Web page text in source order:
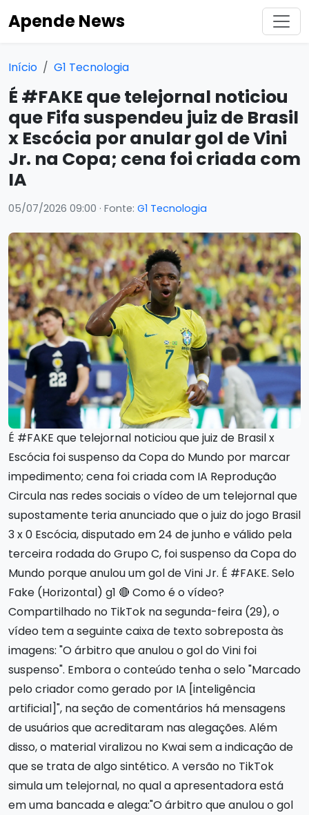
Apende News
Início G1 Tecnologia
É #FAKE que telejornal noticiou
que Fifa suspendeu juiz de Brasil
x Escócia por anular gol de Vini
Jr. na Copa; cena foi criada com
IA
05/07/2026 09:00 · Fonte: G1 Tecnologia
É #FAKE que telejornal noticiou que juiz de Brasil x
Escócia foi suspenso da Copa do Mundo por marcar
impedimento; cena foi criada com IA Reprodução
Circula nas redes sociais o vídeo de um telejornal que
supostamente teria anunciado que o juiz do jogo Brasil
3 x 0 Escócia, disputado em 24 de junho e válido pela
terceira rodada do Grupo C, foi suspenso da Copa do
Mundo porque anulou um gol de Vini Jr. É #FAKE. Selo
Fake (Horizontal) g1 🔴 Como é o vídeo?
Compartilhado no TikTok na segunda-feira (29), o
vídeo tem a seguinte caixa de texto sobreposta às
imagens: "O árbitro que anulou o gol do Vini foi
suspenso". Embora o conteúdo tenha o selo "Marcado
pelo criador como gerado por IA [inteligência
artificial]", na seção de comentários há mensagens
de usuários que acreditaram nas alegações. Além
disso, o material viralizou no Kwai sem a indicação de
que se trata de algo sintético. A versão no TikTok
simula um telejornal, no qual a apresentadora está
em uma bancada e alega:"O árbitro que anulou o gol